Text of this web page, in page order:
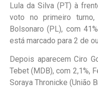
Lula da Silva (PT) à
voto no primeiro
Bolsonaro (PL), com
está marcado para 2 de
Depois aparecem Ciro
Tebet (MDB), com 2,1%,
Soraya Thronicke (União